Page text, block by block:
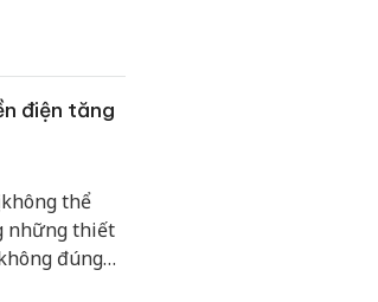
điện tăng
thể
những thiết
đúng